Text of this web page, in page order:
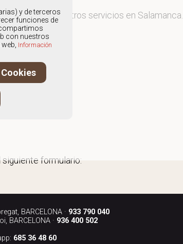
ofrecemos nuestros servicios en Salamanca.
formulario:
BARCELONA · 933 790 040
BARCELONA · 936 400 502
685 36 48 60
y de terceros
funciones de
con nuestros
Información